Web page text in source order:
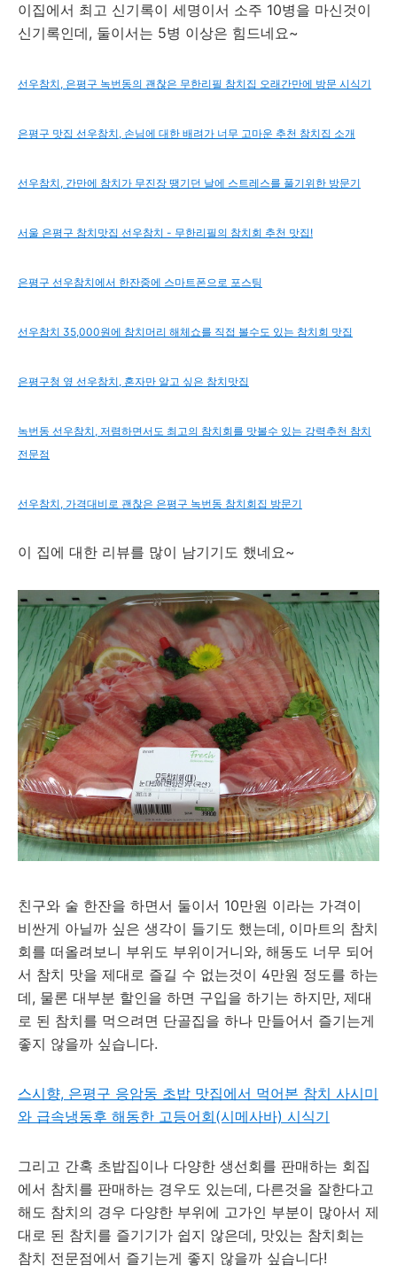
이집에서 최고 신기록이 세명이서 소주 10병을 마신것이
신기록인데, 둘이서는 5병 이상은 힘드네요~
선우참치, 은평구 녹번동의 괜찮은 무한리필 참치집 오래간만에 방문 시식기
은평구 맛집 선우참치, 손님에 대한 배려가 너무 고마운 추천 참치집 소개
선우참치, 간만에 참치가 무진장 땡기던 날에 스트레스를 풀기위한 방문기
서울 은평구 참치맛집 선우참치 - 무한리필의 참치회 추천 맛집!
은평구 선우참치에서 한잔중에 스마트폰으로 포스팅
선우참치 35,000원에 참치머리 해체쇼를 직접 볼수도 있는 참치회 맛집
은평구청 옆 선우참치, 혼자만 알고 싶은 참치맛집
녹번동 선우참치, 저렴하면서도 최고의 참치회를 맛볼수 있는 강력추천 참치
전문점
선우참치, 가격대비로 괜찮은 은평구 녹번동 참치회집 방문기
이 집에 대한 리뷰를 많이 남기기도 했네요~
친구와 술 한잔을 하면서 둘이서 10만원 이라는 가격이
비싼게 아닐까 싶은 생각이 들기도 했는데, 이마트의 참치
회를 떠올려보니 부위도 부위이거니와, 해동도 너무 되어
서 참치 맛을 제대로 즐길 수 없는것이 4만원 정도를 하는
데, 물론 대부분 할인을 하면 구입을 하기는 하지만, 제대
로 된 참치를 먹으려면 단골집을 하나 만들어서 즐기는게
좋지 않을까 싶습니다.
스시향, 은평구 응암동 초밥 맛집에서 먹어본 참치 사시미
와 급속냉동후 해동한 고등어회(시메사바) 시식기
그리고 간혹 초밥집이나 다양한 생선회를 판매하는 회집
에서 참치를 판매하는 경우도 있는데, 다른것을 잘한다고
해도 참치의 경우 다양한 부위에 고가인 부분이 많아서 제
대로 된 참치를 즐기기가 쉽지 않은데, 맛있는 참치회는
참치 전문점에서 즐기는게 좋지 않을까 싶습니다!